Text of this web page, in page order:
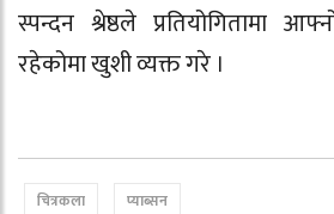
स्पन्दन श्रेष्ठले प्रतियोगितामा
रहेकोमा खुशी व्यक्त गरे ।
चित्रकला प्याब्सन